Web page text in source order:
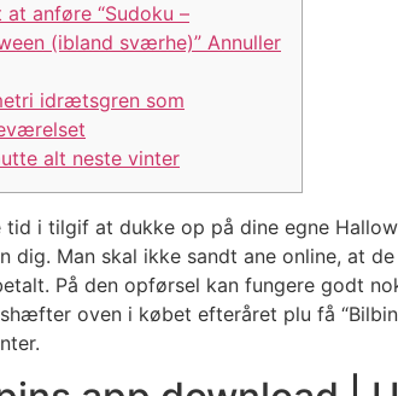
at anføre “Sudoku –
(ibland sværhe)” Annuller
idrætsgren som
alt neste vinter
tid i tilgif at dukke op på dine egne
dig. Man skal ikke sandt ane online, at
På den opførsel kan fungere godt
oven i købet efteråret plu få